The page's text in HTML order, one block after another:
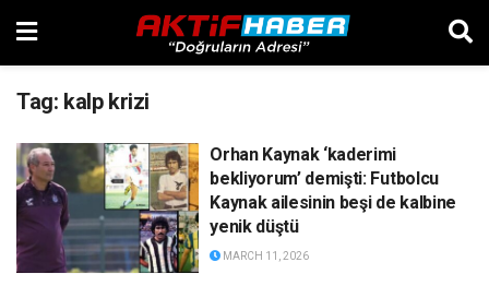
Tag: kalp krizi
Orhan Kaynak ‘kaderimi
bekliyorum’ demişti: Futbolcu
Kaynak ailesinin beşi de kalbine
yenik düştü
MARCH 11, 2026